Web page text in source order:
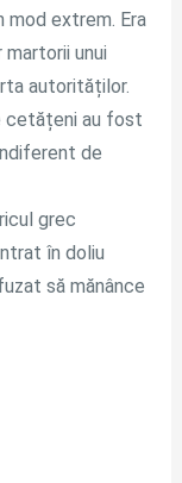
mod extrem. Era
martorii unui
autorităților.
cetățeni au fost
de
grec
în doliu
să mănânce